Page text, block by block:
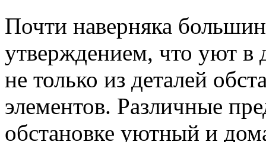
Почти наверняка
утверждением, что уют в
не только из деталей
элементов. Различные
обстановке уютный и